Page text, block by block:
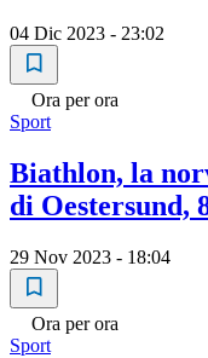
04 Dic 2023 - 23:02
Ora per ora
Sport
Biathlon, la
di Oestersund,
29 Nov 2023 - 18:04
Ora per ora
Sport